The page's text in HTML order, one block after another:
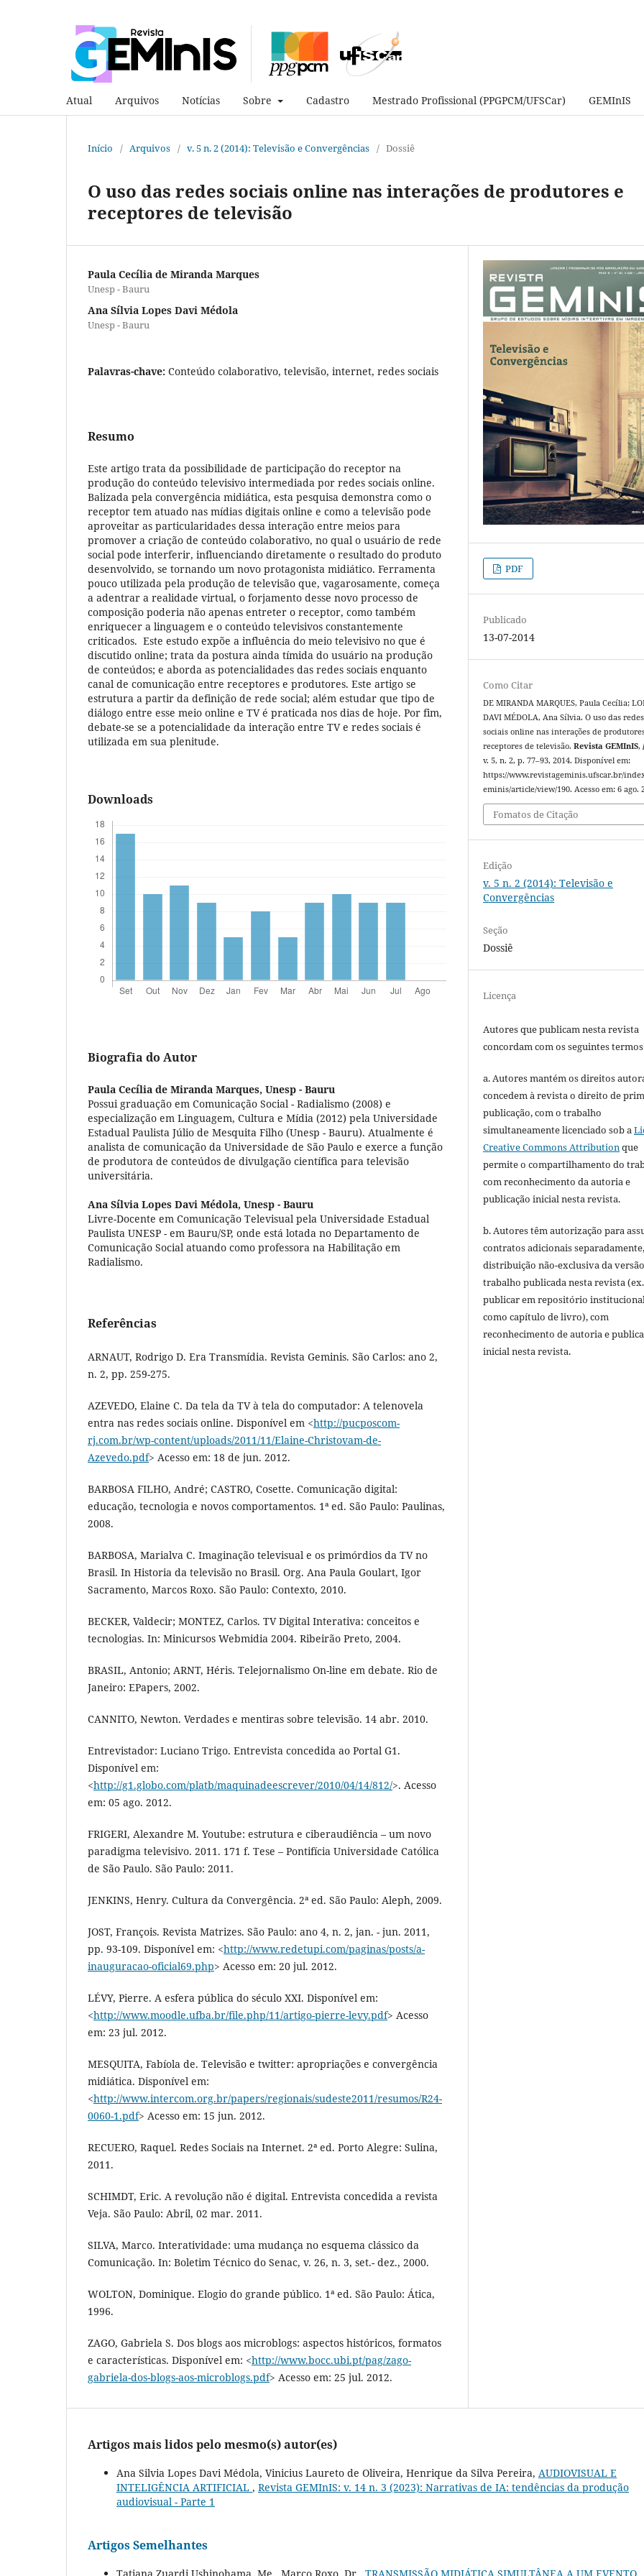
Atual Arquivos Notícias Sobre Cadastro Mestrado Profissional (PPGPCM/UFSCar) GEMInIS
Início / Arquivos / v. 5 n. 2 (2014): Televisão e Convergências / Dossiê
O uso das redes sociais online nas interações de produtores e
receptores de televisão
Paula Cecília de Miranda Marques
Unesp - Bauru
Ana Sílvia Lopes Davi Médola
Unesp - Bauru
Palavras-chave: Conteúdo colaborativo, televisão, internet, redes sociais
Resumo
Este artigo trata da possibilidade de participação do receptor na
produção do conteúdo televisivo intermediada por redes sociais online.
Balizada pela convergência midiática, esta pesquisa demonstra como o
receptor tem atuado nas mídias digitais online e como a televisão pode
aproveitar as particularidades dessa interação entre meios para
promover a criação de conteúdo colaborativo, no qual o usuário de rede
social pode interferir, influenciando diretamente o resultado do produto
desenvolvido, se tornando um novo protagonista midiático. Ferramenta
pouco utilizada pela produção de televisão que, vagarosamente, começa
a adentrar a realidade virtual, o forjamento desse novo processo de
composição poderia não apenas entreter o receptor, como também
enriquecer a linguagem e o conteúdo televisivos constantemente
criticados. Este estudo expõe a influência do meio televisivo no que é
discutido online; trata da postura ainda tímida do usuário na produção
de conteúdos; e aborda as potencialidades das redes sociais enquanto
canal de comunicação entre receptores e produtores. Este artigo se
estrutura a partir da definição de rede social; além estudar que tipo de
diálogo entre esse meio online e TV é praticada nos dias de hoje. Por fim,
debate-se se a potencialidade da interação entre TV e redes sociais é
utilizada em sua plenitude.
Downloads
Biografia do Autor
Paula Cecília de Miranda Marques, Unesp - Bauru
Possui graduação em Comunicação Social - Radialismo (2008) e
especialização em Linguagem, Cultura e Mídia (2012) pela Universidade
Estadual Paulista Júlio de Mesquita Filho (Unesp - Bauru). Atualmente é
analista de comunicação da Universidade de São Paulo e exerce a função
de produtora de conteúdos de divulgação científica para televisão
universitária.
Ana Sílvia Lopes Davi Médola, Unesp - Bauru
Livre-Docente em Comunicação Televisual pela Universidade Estadual
Paulista UNESP - em Bauru/SP, onde está lotada no Departamento de
Comunicação Social atuando como professora na Habilitação em
Radialismo.
Referências
ARNAUT, Rodrigo D. Era Transmídia. Revista Geminis. São Carlos: ano 2,
n. 2, pp. 259-275.
AZEVEDO, Elaine C. Da tela da TV à tela do computador: A telenovela
entra nas redes sociais online. Disponível em <http://pucposcom-
rj.com.br/wp-content/uploads/2011/11/Elaine-Christovam-de-
Azevedo.pdf> Acesso em: 18 de jun. 2012.
BARBOSA FILHO, André; CASTRO, Cosette. Comunicação digital:
educação, tecnologia e novos comportamentos. 1ª ed. São Paulo: Paulinas,
2008.
BARBOSA, Marialva C. Imaginação televisual e os primórdios da TV no
Brasil. In Historia da televisão no Brasil. Org. Ana Paula Goulart, Igor
Sacramento, Marcos Roxo. São Paulo: Contexto, 2010.
BECKER, Valdecir; MONTEZ, Carlos. TV Digital Interativa: conceitos e
tecnologias. In: Minicursos Webmidia 2004. Ribeirão Preto, 2004.
BRASIL, Antonio; ARNT, Héris. Telejornalismo On-line em debate. Rio de
Janeiro: EPapers, 2002.
CANNITO, Newton. Verdades e mentiras sobre televisão. 14 abr. 2010.
Entrevistador: Luciano Trigo. Entrevista concedida ao Portal G1.
Disponível em:
<http://g1.globo.com/platb/maquinadeescrever/2010/04/14/812/>. Acesso
em: 05 ago. 2012.
FRIGERI, Alexandre M. Youtube: estrutura e ciberaudiência – um novo
paradigma televisivo. 2011. 171 f. Tese – Pontifícia Universidade Católica
de São Paulo. São Paulo: 2011.
JENKINS, Henry. Cultura da Convergência. 2ª ed. São Paulo: Aleph, 2009.
JOST, François. Revista Matrizes. São Paulo: ano 4, n. 2, jan. - jun. 2011,
pp. 93-109. Disponível em: <http://www.redetupi.com/paginas/posts/a-
inauguracao-oficial69.php> Acesso em: 20 jul. 2012.
LÉVY, Pierre. A esfera pública do século XXI. Disponível em:
<http://www.moodle.ufba.br/file.php/11/artigo-pierre-levy.pdf> Acesso
em: 23 jul. 2012.
MESQUITA, Fabíola de. Televisão e twitter: apropriações e convergência
midiática. Disponível em:
<http://www.intercom.org.br/papers/regionais/sudeste2011/resumos/R24-
0060-1.pdf> Acesso em: 15 jun. 2012.
RECUERO, Raquel. Redes Sociais na Internet. 2ª ed. Porto Alegre: Sulina,
2011.
SCHIMDT, Eric. A revolução não é digital. Entrevista concedida a revista
Veja. São Paulo: Abril, 02 mar. 2011.
SILVA, Marco. Interatividade: uma mudança no esquema clássico da
Comunicação. In: Boletim Técnico do Senac, v. 26, n. 3, set.- dez., 2000.
WOLTON, Dominique. Elogio do grande público. 1ª ed. São Paulo: Ática,
1996.
ZAGO, Gabriela S. Dos blogs aos microblogs: aspectos históricos, formatos
e características. Disponível em: <http://www.bocc.ubi.pt/pag/zago-
gabriela-dos-blogs-aos-microblogs.pdf> Acesso em: 25 jul. 2012.
PDF
Publicado
13-07-2014
Como Citar
DE MIRANDA MARQUES, Paula Cecília;
DAVI MÉDOLA, Ana Sílvia. O uso das redes
sociais online nas interações de
receptores de televisão.Revista GEMInIS,
v. 5, n. 2, p. 77–93, 2014. Disponível em:
https://www.revistageminis.ufscar.br/
eminis/article/view/190. Acesso em: 6 ago.
Fomatos de Citação
Edição
v. 5 n. 2 (2014): Televisão e
Convergências
Seção
Dossiê
Licença
Autores que publicam nesta revista
concordam com os seguintes
a. Autores mantém os direitos
concedem à revista o direito de
publicação, com o trabalho
simultaneamente licenciado sob a
Creative Commons Attributionque
permite o compartilhamento do
com reconhecimento da autoria e
publicação inicial nesta revista.
b. Autores têm autorização para
contratos adicionais
distribuição não-exclusiva da
trabalho publicada nesta revista
publicar em repositório
como capítulo de livro), com
reconhecimento de autoria e
inicial nesta revista.
Artigos mais lidos pelo mesmo(s) autor(es)
Ana Silvia Lopes Davi Médola, Vinicius Laureto de Oliveira, Henrique da Silva Pereira, AUDIOVISUAL E
INTELIGÊNCIA ARTIFICIAL , Revista GEMInIS: v. 14 n. 3 (2023): Narrativas de IA: tendências da produção
audiovisual - Parte 1
Artigos Semelhantes